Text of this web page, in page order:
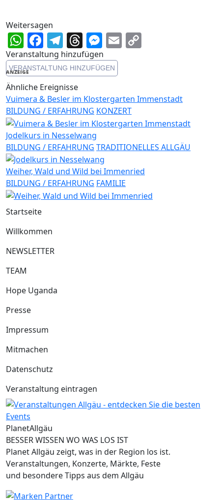
Weitersagen
WhatsApp
Facebook
Telegram
Threads
Messenger
Email
Veranstaltung hinzufügen
VERANSTALTUNG HINZUFÜGEN
ANZEIGE
Ähnliche Ereignisse
Vuimera & Besler im Klostergarten Immenstadt
BILDUNG / ERFAHRUNG KONZERT
Jodelkurs in Nesselwang
BILDUNG / ERFAHRUNG TRADITIONELLES ALLGÄU
Weiher, Wald und Wild bei Immenried
BILDUNG / ERFAHRUNG FAMILIE
Startseite
Willkommen
NEWSLETTER
TEAM
Hope Uganda
Presse
Impressum
Mitmachen
Datenschutz
Veranstaltung eintragen
PlanetAllgäu
BESSER WISSEN WO WAS LOS IST
Planet Allgäu zeigt, was in der Region los ist.
Veranstaltungen, Konzerte, Märkte, Feste
und besondere Tipps aus dem Allgäu